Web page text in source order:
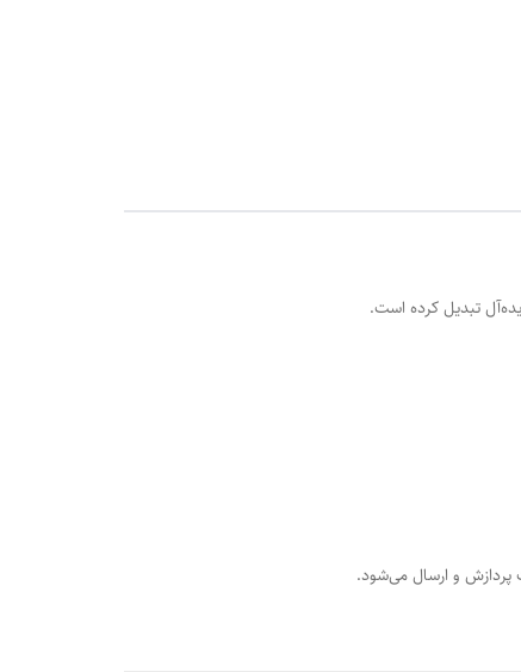
تبدیل کرده است.
پردازش و ارسال می‌شود.